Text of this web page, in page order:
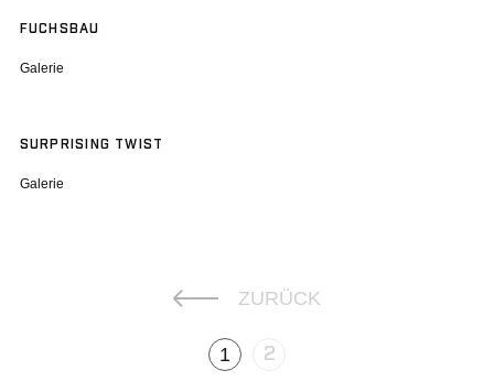
FUCHSBAU
Galerie
SURPRISING TWIST
Galerie
ZURÜCK
1 2